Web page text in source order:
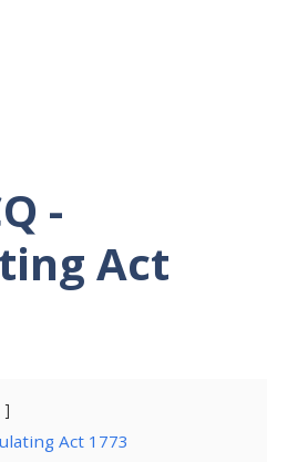
-
Act
Act 1773